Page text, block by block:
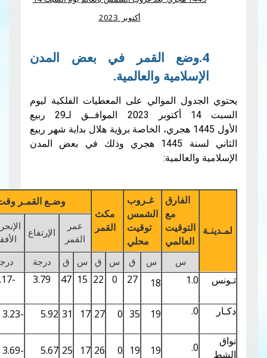
القمر في بعض المدن
والعالمية.
الموالي على المعطيات الفلكية ليوم
السبت 14 أكتوبر 2023 الموافــق لـ29 ربيع
الأول 1445 هجري، الخاصة برؤية هلال بداية شهر ربيع
الثاني لسنة 1445 هجري وذلك في بعض المدن
توقيت
مكث
القمر
وضـع القمـر وقت غـروب الشمـس
عمر
القمر
الإرتفاع
الإنحراف
الأفقي
قـوس سمك
س س درجة درجة درجة %
18
0
15
47
3.79
-5.17
7.56
0.44
19
0
17
31
5.92
-3.23
8.31
0.53
19
0
17
25
5.67
-3.69
8.27
0.52